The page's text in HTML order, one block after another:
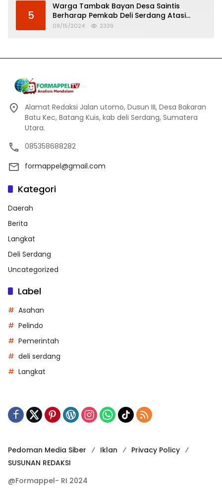
5
Warga Tambak Bayan Desa Saintis
Berharap Pemkab Deli Serdang Atasi
Banjir
09/15/2024 2339
Alamat Redaksi Jalan utomo, Dusun III, Desa Bakaran
Batu Kec, Batang Kuis, kab deli Serdang, Sumatera
Utara.
085358688282
formappel@gmail.com
Kategori
Daerah
Berita
Langkat
Deli Serdang
Uncategorized
Label
Asahan
Pelindo
Pemerintah
deli serdang
Langkat
Pedoman Media Siber Iklan
Privacy Policy
SUSUNAN REDAKSI
@Formappel- RI 2024